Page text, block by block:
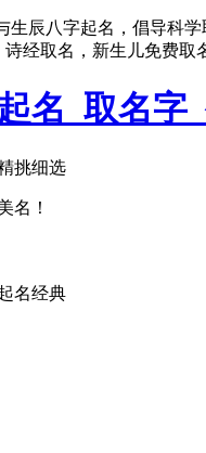
辰八字起名，倡导科学
经取名，新生儿免费取
挑细选
名！
名经典